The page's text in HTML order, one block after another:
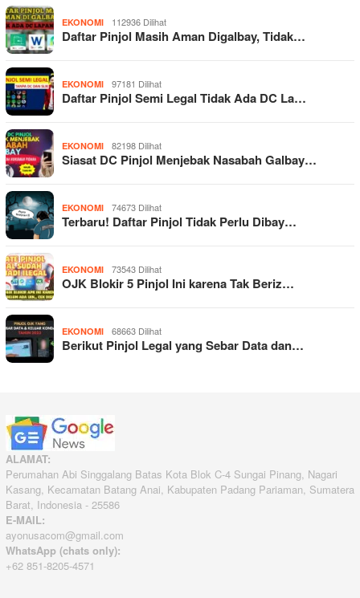
EKONOMI 112936 Dilihat
Daftar Pinjol Masih Aman Digalbay, Tidak…
EKONOMI 97181 Dilihat
Daftar Pinjol Semi Legal Tidak Ada DC La…
EKONOMI 82198 Dilihat
Siasat DC Pinjol Menjebak Nasabah Galbay…
EKONOMI 74673 Dilihat
Terbaru! Daftar Pinjol Tidak Perlu Dibay…
EKONOMI 73543 Dilihat
OJK Blokir 5 Pinjol Ini karena Tak Beriz…
EKONOMI 68663 Dilihat
Berikut Pinjol Legal yang Sebar Data dan…
ALAMAT:
Perumahan Abi Singgalang Batas Kota Blok C-4 Sungai Pinang, Nagari
Kasang, Kecamatan Batang Anai, Kabupaten Padang Pariaman, Sumatera
Barat, Indonesia - 25586
E-MAIL:
ayonusacom@gmail.com
WhatsApp (chats only):
+62 851-8205-4571